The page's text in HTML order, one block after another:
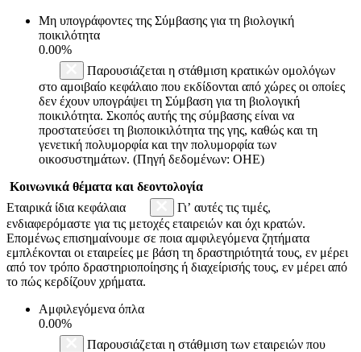
Μη υπογράφοντες της Σύμβασης για τη βιολογική
ποικιλότητα
0.00%
Παρουσιάζεται η στάθμιση κρατικών ομολόγων
στο αμοιβαίο κεφάλαιο που εκδίδονται από χώρες οι οποίες
δεν έχουν υπογράψει τη Σύμβαση για τη βιολογική
ποικιλότητα. Σκοπός αυτής της σύμβασης είναι να
προστατεύσει τη βιοποικιλότητα της γης, καθώς και τη
γενετική πολυμορφία και την πολυμορφία των
οικοσυστημάτων. (Πηγή δεδομένων: ΟΗΕ)
Κοινωνικά θέματα και δεοντολογία
Εταιρικά ίδια κεφάλαια
Γι’ αυτές τις τιμές,
ενδιαφερόμαστε για τις μετοχές εταιρειών και όχι κρατών.
Επομένως επισημαίνουμε σε ποια αμφιλεγόμενα ζητήματα
εμπλέκονται οι εταιρείες με βάση τη δραστηριότητά τους, εν μέρει
από τον τρόπο δραστηριοποίησης ή διαχείρισής τους, εν μέρει από
το πώς κερδίζουν χρήματα.
Αμφιλεγόμενα όπλα
0.00%
Παρουσιάζεται η στάθμιση των εταιρειών που